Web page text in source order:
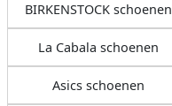
BIRKENSTOCK schoenen
La Cabala schoenen
Asics schoenen